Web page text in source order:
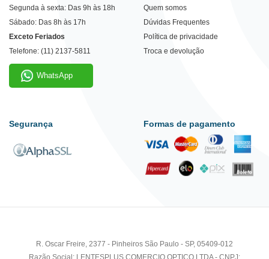
Segunda à sexta: Das 9h às 18h
Sábado: Das 8h às 17h
Exceto Feriados
Telefone: (11) 2137-5811
WhatsApp
Quem somos
Dúvidas Frequentes
Política de privacidade
Troca e devolução
Segurança Formas de pagamento
R. Oscar Freire, 2377 - Pinheiros São Paulo - SP, 05409-012
Razão Social: LENTESPLUS COMERCIO OPTICO LTDA - CNPJ: